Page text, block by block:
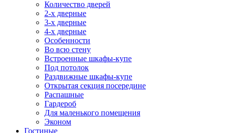
Количество дверей
2-х дверные
3-х дверные
4-х дверные
Особенности
Во всю стену
Встроенные шкафы-купе
Под потолок
Раздвижные шкафы-купе
Открытая секция посередине
Распашные
Гардероб
Для маленького помещения
Эконом
Гостиные